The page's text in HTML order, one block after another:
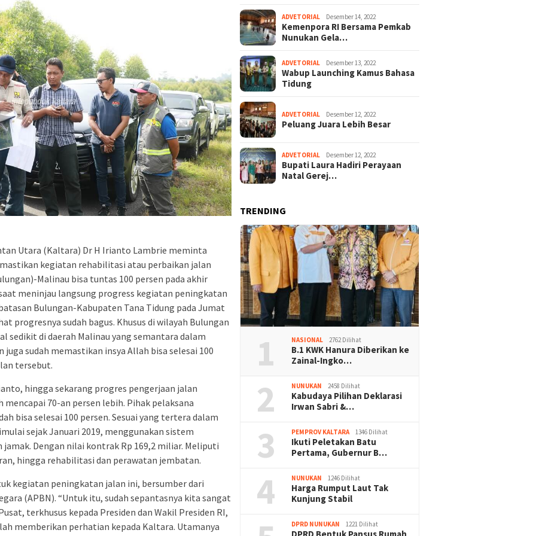
Utara (Kaltara) Dr H Irianto Lambrie meminta
kegiatan rehabilitasi atau perbaikan jalan
Malinau bisa tuntas 100 persen pada akhir
meninjau langsung progress kegiatan peningkatan
Bulungan-Kabupaten Tana Tidung pada Jumat
progresnya sudah bagus. Khusus di wilayah Bulungan
sedikit di daerah Malinau yang semantara dalam
sudah memastikan insya Allah bisa selesai 100
tersebut.
hingga sekarang progres pengerjaan jalan
70-an persen lebih. Pihak pelaksana
bisa selesai 100 persen. Sesuai yang tertera dalam
sejak Januari 2019, menggunakan sistem
Dengan nilai kontrak Rp 169,2 miliar. Meliputi
hingga rehabilitasi dan perawatan jembatan.
kegiatan peningkatan jalan ini, bersumber dari
(APBN). “Untuk itu, sudah sepantasnya kita sangat
terkhusus kepada Presiden dan Wakil Presiden RI,
memberikan perhatian kepada Kaltara. Utamanya
ADVETORIAL Desember 14, 2022
Kemenpora RI Bersama Pemkab
Nunukan Gela…
ADVETORIAL Desember 13, 2022
Wabup Launching Kamus Bahasa
Tidung
ADVETORIAL Desember 12, 2022
Peluang Juara Lebih Besar
ADVETORIAL Desember 12, 2022
Bupati Laura Hadiri Perayaan
Natal Gerej…
TRENDING
1 NASIONAL 2762 Dilihat
B.1 KWK Hanura Diberikan ke
Zainal-Ingko…
2 NUNUKAN 2458 Dilihat
Kabudaya Pilihan Deklarasi
Irwan Sabri &…
3 PEMPROV KALTARA 1346 Dilihat
Ikuti Peletakan Batu
Pertama, Gubernur B…
4 NUNUKAN 1246 Dilihat
Harga Rumput Laut Tak
Kunjung Stabil
DPRD NUNUKAN 1221 Dilihat
DPRD Bentuk Pansus Rumah